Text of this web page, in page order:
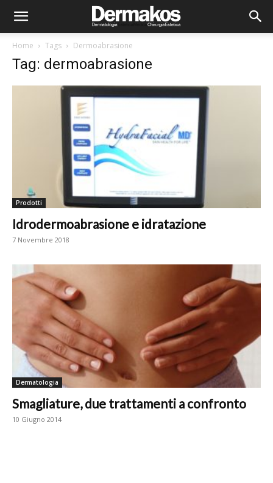
Home Tags Dermoabrasione
Tag: dermoabrasione
Prodotti
Idrodermoabrasione e idratazione
7 Novembre 2018
Dermatologia
Smagliature, due trattamenti a confronto
10 Giugno 2014